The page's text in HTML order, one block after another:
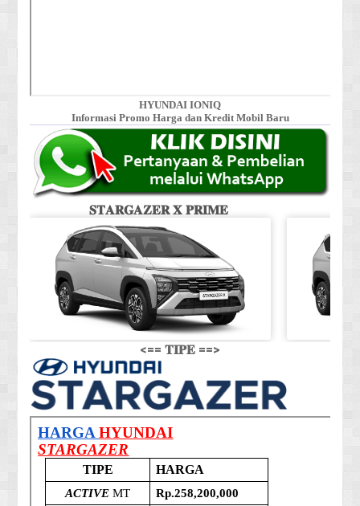
HYUNDAI IONIQ
Informasi Promo Harga dan Kredit Mobil Baru
𝐒𝐓𝐀𝐑𝐆𝐀𝐙𝐄𝐑 𝐗 𝐏𝐑𝐈𝐌𝐄
<== 𝐓𝐈𝐏𝐄 ==>